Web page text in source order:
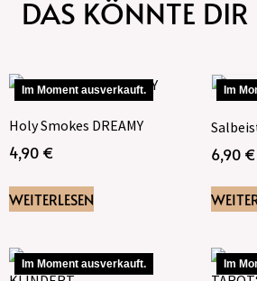
DAS KÖNNTE DIR
Im Moment ausverkauft.
Holy Smokes DREAMY
4,90 €
WEITERLESEN
Im
6,90 €
Im Moment ausverkauft. Im